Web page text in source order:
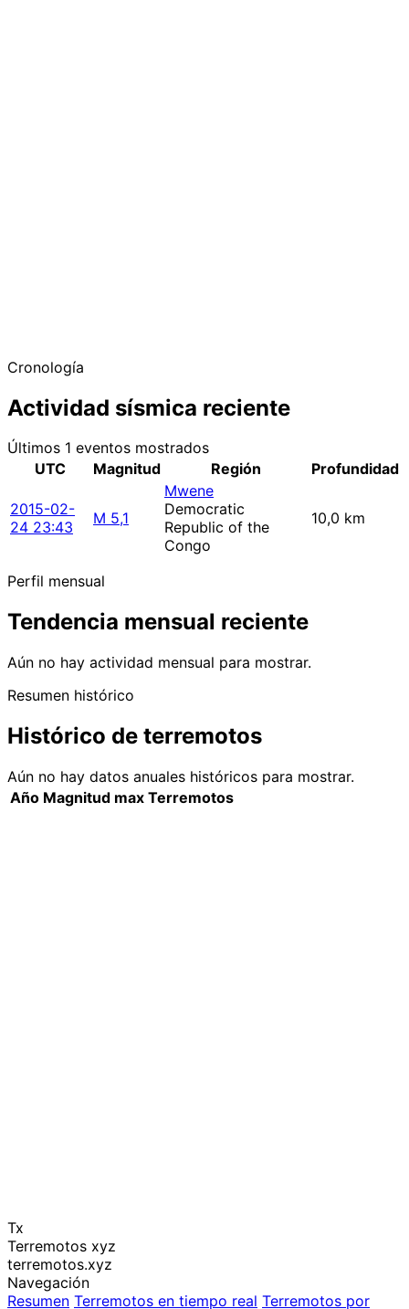
Cronología
Actividad sísmica reciente
Últimos 1 eventos mostrados
UTC
Magnitud Región Profundidad
2015-02-
24 23:43
M 5,1
Mwene
Democratic
Republic of the
Congo
10,0 km
Perfil mensual
Tendencia mensual reciente
Aún no hay actividad mensual para mostrar.
Resumen histórico
Histórico de terremotos
Aún no hay datos anuales históricos para mostrar.
Año Magnitud max Terremotos
Tx
Terremotos xyz
terremotos.xyz
Navegación
Resumen Terremotos en tiempo real Terremotos por